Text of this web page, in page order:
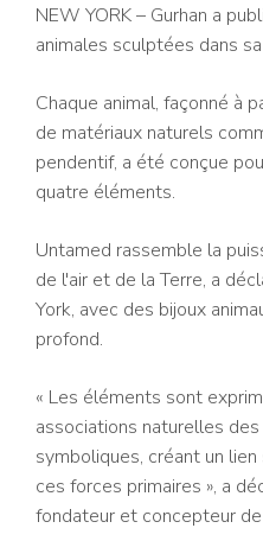
NEW YORK – Gurhan a
animales sculptées dans
Chaque animal, façonné à
de matériaux naturels
pendentif, a été conçue
quatre éléments.
Untamed rassemble la
de l'air et de la Terre, a
York, avec des bijoux
profond.
« Les éléments sont
associations naturelles
symboliques, créant un
ces forces primaires », a
fondateur et concepteur